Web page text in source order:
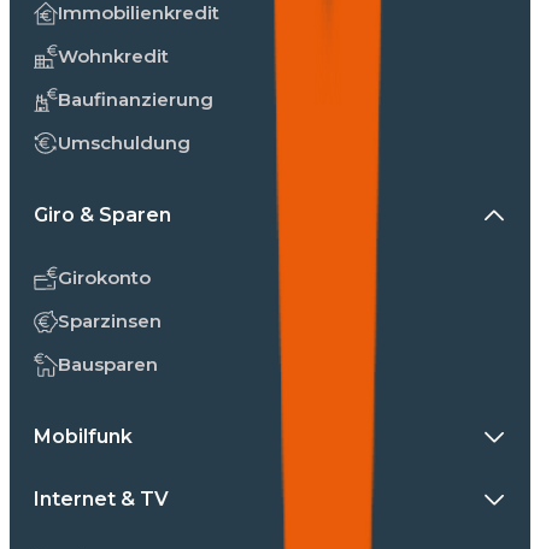
Immobilienkredit
Wohnkredit
Baufinanzierung
Umschuldung
Giro & Sparen
Girokonto
Sparzinsen
Bausparen
Mobilfunk
Internet & TV